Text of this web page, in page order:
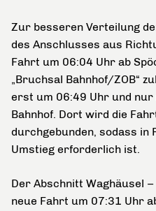
Zur besseren Verteilung
des Anschlusses aus
Fahrt um 06:04 Uhr ab
„Bruchsal Bahnhof/ZOB“
erst um 06:49 Uhr und nur
Bahnhof. Dort wird die
durchgebunden, sodass in
Umstieg erforderlich ist.
Der Abschnitt Waghäusel
neue Fahrt um 07:31 Uhr